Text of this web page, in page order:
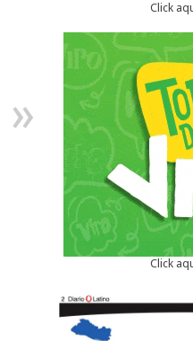
Click
Click